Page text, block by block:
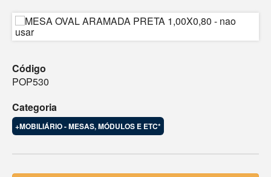
Código
POP530
Categoria
+MOBILIÁRIO - MESAS, MÓDULOS E ETC*